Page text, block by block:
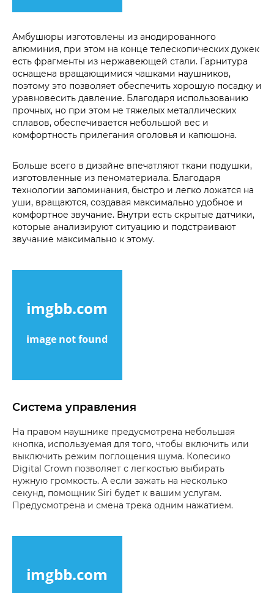
Амбушюры изготовлены из анодированного
алюминия, при этом на конце телескопических дужек
есть фрагменты из нержавеющей стали. Гарнитура
оснащена вращающимися чашками наушников,
поэтому это позволяет обеспечить хорошую посадку и
уравновесить давление. Благодаря использованию
прочных, но при этом не тяжелых металлических
сплавов, обеспечивается небольшой вес и
комфортность прилегания оголовья и капюшона.
Больше всего в дизайне впечатляют ткани подушки,
изготовленные из пеноматериала. Благодаря
технологии запоминания, быстро и легко ложатся на
уши, вращаются, создавая максимально удобное и
комфортное звучание. Внутри есть скрытые датчики,
которые анализируют ситуацию и подстраивают
звучание максимально к этому.
Система управления
На правом наушнике предусмотрена небольшая
кнопка, используемая для того, чтобы включить или
выключить режим поглощения шума. Колесико
Digital Crown позволяет с легкостью выбирать
нужную громкость. А если зажать на несколько
секунд, помощник Siri будет к вашим услугам.
Предусмотрена и смена трека одним нажатием.